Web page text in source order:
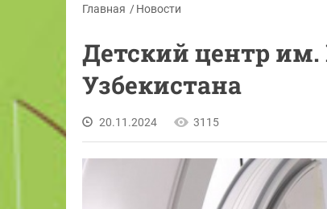
Главная Новости
Детский центр им.
Узбекистана
20.11.2024 3115